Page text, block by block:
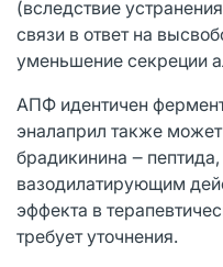
(вследствие
связи в ответ на
уменьшение секреции
АПФ идентичен
эналаприл также
брадикинина ‒
вазодилатирующим
эффекта в
требует уточнения.